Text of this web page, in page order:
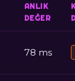
ANLIK
DEĞER
78 ms